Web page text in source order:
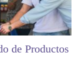
de Productos